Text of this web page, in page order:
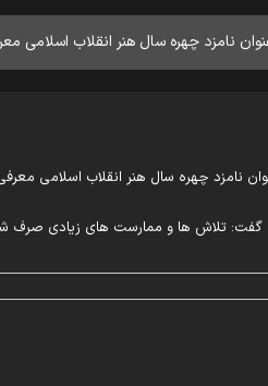
نامزد چهره سال هنر انقلاب اسلامی
نامزد چهره سال هنر انقلاب اسلامی
گفت: تلاش ها و ممارست های زیادی